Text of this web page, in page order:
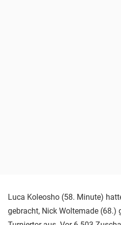
Luca Koleosho (58. Minute)
gebracht, Nick Woltemade